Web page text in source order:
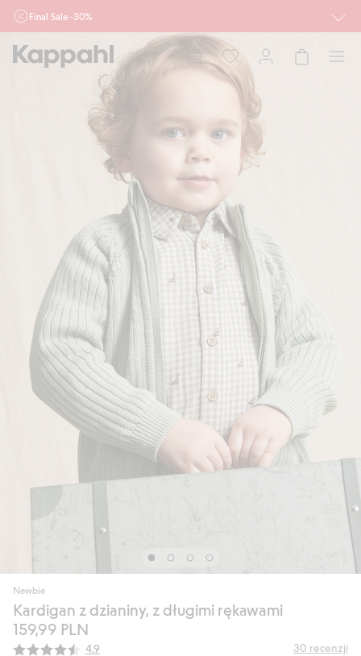
Final Sale -30%
Ważne przy zakupie min. 2 sztuk produktów włączonych w ofertę, również z
działu outlet do 10.8 w sklepach Kappahl i Newbie oraz na kappahl.com. Ofert
nie łączymy
Mężczyzna
Niemowlę
Newbie
Kardigan z dzianiny, z długimi rękawami
159,99 PLN
Średnia ocena:
4.9 30 recenzji